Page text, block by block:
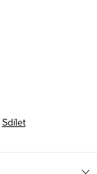
Sdílet